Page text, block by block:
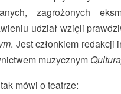
zagrożonych
udział wzięli
. Jest członkiem redakcji
muzycznym
mówi o teatrze: